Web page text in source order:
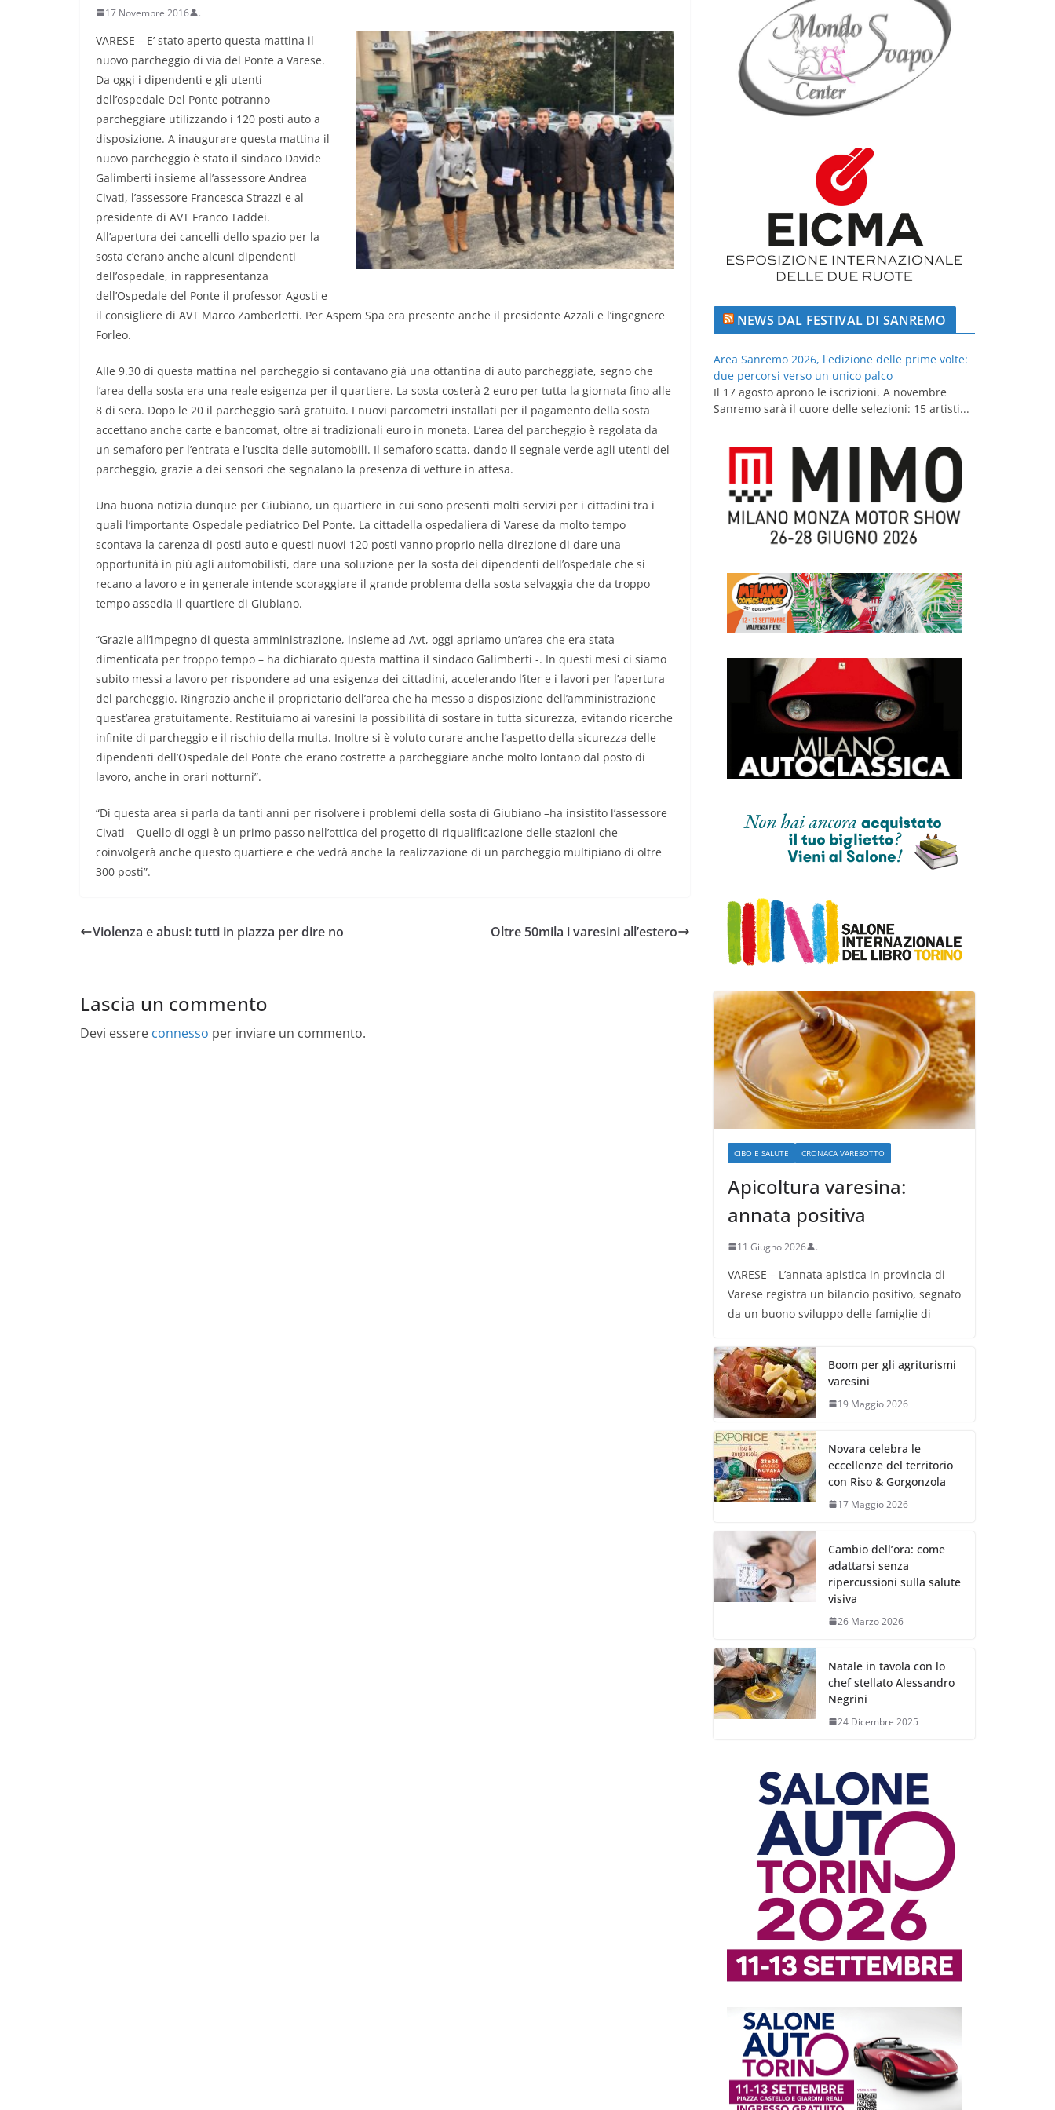
17 Novembre 2016 .
VARESE – E’ stato aperto questa mattina il
nuovo parcheggio di via del Ponte a Varese.
Da oggi i dipendenti e gli utenti
dell’ospedale Del Ponte potranno
parcheggiare utilizzando i 120 posti auto a
disposizione. A inaugurare questa mattina il
nuovo parcheggio è stato il sindaco Davide
Galimberti insieme all’assessore Andrea
Civati, l’assessore Francesca Strazzi e al
presidente di AVT Franco Taddei.
All’apertura dei cancelli dello spazio per la
sosta c’erano anche alcuni dipendenti
dell’ospedale, in rappresentanza
dell’Ospedale del Ponte il professor Agosti e
il consigliere di AVT Marco Zamberletti. Per Aspem Spa era presente anche il presidente Azzali e l’ingegnere
Forleo.
Alle 9.30 di questa mattina nel parcheggio si contavano già una ottantina di auto parcheggiate, segno che
l’area della sosta era una reale esigenza per il quartiere. La sosta costerà 2 euro per tutta la giornata fino alle
8 di sera. Dopo le 20 il parcheggio sarà gratuito. I nuovi parcometri installati per il pagamento della sosta
accettano anche carte e bancomat, oltre ai tradizionali euro in moneta. L’area del parcheggio è regolata da
un semaforo per l’entrata e l’uscita delle automobili. Il semaforo scatta, dando il segnale verde agli utenti del
parcheggio, grazie a dei sensori che segnalano la presenza di vetture in attesa.
Una buona notizia dunque per Giubiano, un quartiere in cui sono presenti molti servizi per i cittadini tra i
quali l’importante Ospedale pediatrico Del Ponte. La cittadella ospedaliera di Varese da molto tempo
scontava la carenza di posti auto e questi nuovi 120 posti vanno proprio nella direzione di dare una
opportunità in più agli automobilisti, dare una soluzione per la sosta dei dipendenti dell’ospedale che si
recano a lavoro e in generale intende scoraggiare il grande problema della sosta selvaggia che da troppo
tempo assedia il quartiere di Giubiano.
“Grazie all’impegno di questa amministrazione, insieme ad Avt, oggi apriamo un’area che era stata
dimenticata per troppo tempo – ha dichiarato questa mattina il sindaco Galimberti -. In questi mesi ci siamo
subito messi a lavoro per rispondere ad una esigenza dei cittadini, accelerando l’iter e i lavori per l’apertura
del parcheggio. Ringrazio anche il proprietario dell’area che ha messo a disposizione dell’amministrazione
quest’area gratuitamente. Restituiamo ai varesini la possibilità di sostare in tutta sicurezza, evitando ricerche
infinite di parcheggio e il rischio della multa. Inoltre si è voluto curare anche l’aspetto della sicurezza delle
dipendenti dell’Ospedale del Ponte che erano costrette a parcheggiare anche molto lontano dal posto di
lavoro, anche in orari notturni”.
“Di questa area si parla da tanti anni per risolvere i problemi della sosta di Giubiano –ha insistito l’assessore
Civati – Quello di oggi è un primo passo nell’ottica del progetto di riqualificazione delle stazioni che
coinvolgerà anche questo quartiere e che vedrà anche la realizzazione di un parcheggio multipiano di oltre
300 posti”.
Violenza e abusi: tutti in piazza per dire no Oltre 50mila i varesini all’estero
Lascia un commento
Devi essere connesso per inviare un commento.
NEWS DAL FESTIVAL DI SANREMO
Area Sanremo 2026, l'edizione delle prime volte:
due percorsi verso un unico palco
Il 17 agosto aprono le iscrizioni. A novembre
Sanremo sarà il cuore delle selezioni: 15 artisti...
CIBO E SALUTE CRONACA VARESOTTO
Apicoltura varesina:
annata positiva
11 Giugno 2026 .
VARESE – L’annata apistica in provincia di
Varese registra un bilancio positivo, segnato
da un buono sviluppo delle famiglie di
Boom per gli agriturismi
varesini
19 Maggio 2026
Novara celebra le
eccellenze del territorio
con Riso & Gorgonzola
17 Maggio 2026
Cambio dell’ora: come
adattarsi senza
ripercussioni sulla salute
visiva
26 Marzo 2026
Natale in tavola con lo
chef stellato Alessandro
Negrini
24 Dicembre 2025